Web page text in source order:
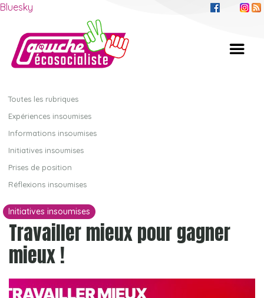
Bluesky
Toutes les rubriques
Expériences insoumises
Informations insoumises
Initiatives insoumises
Prises de position
Réflexions insoumises
Initiatives insoumises
Travailler mieux pour gagner
mieux !